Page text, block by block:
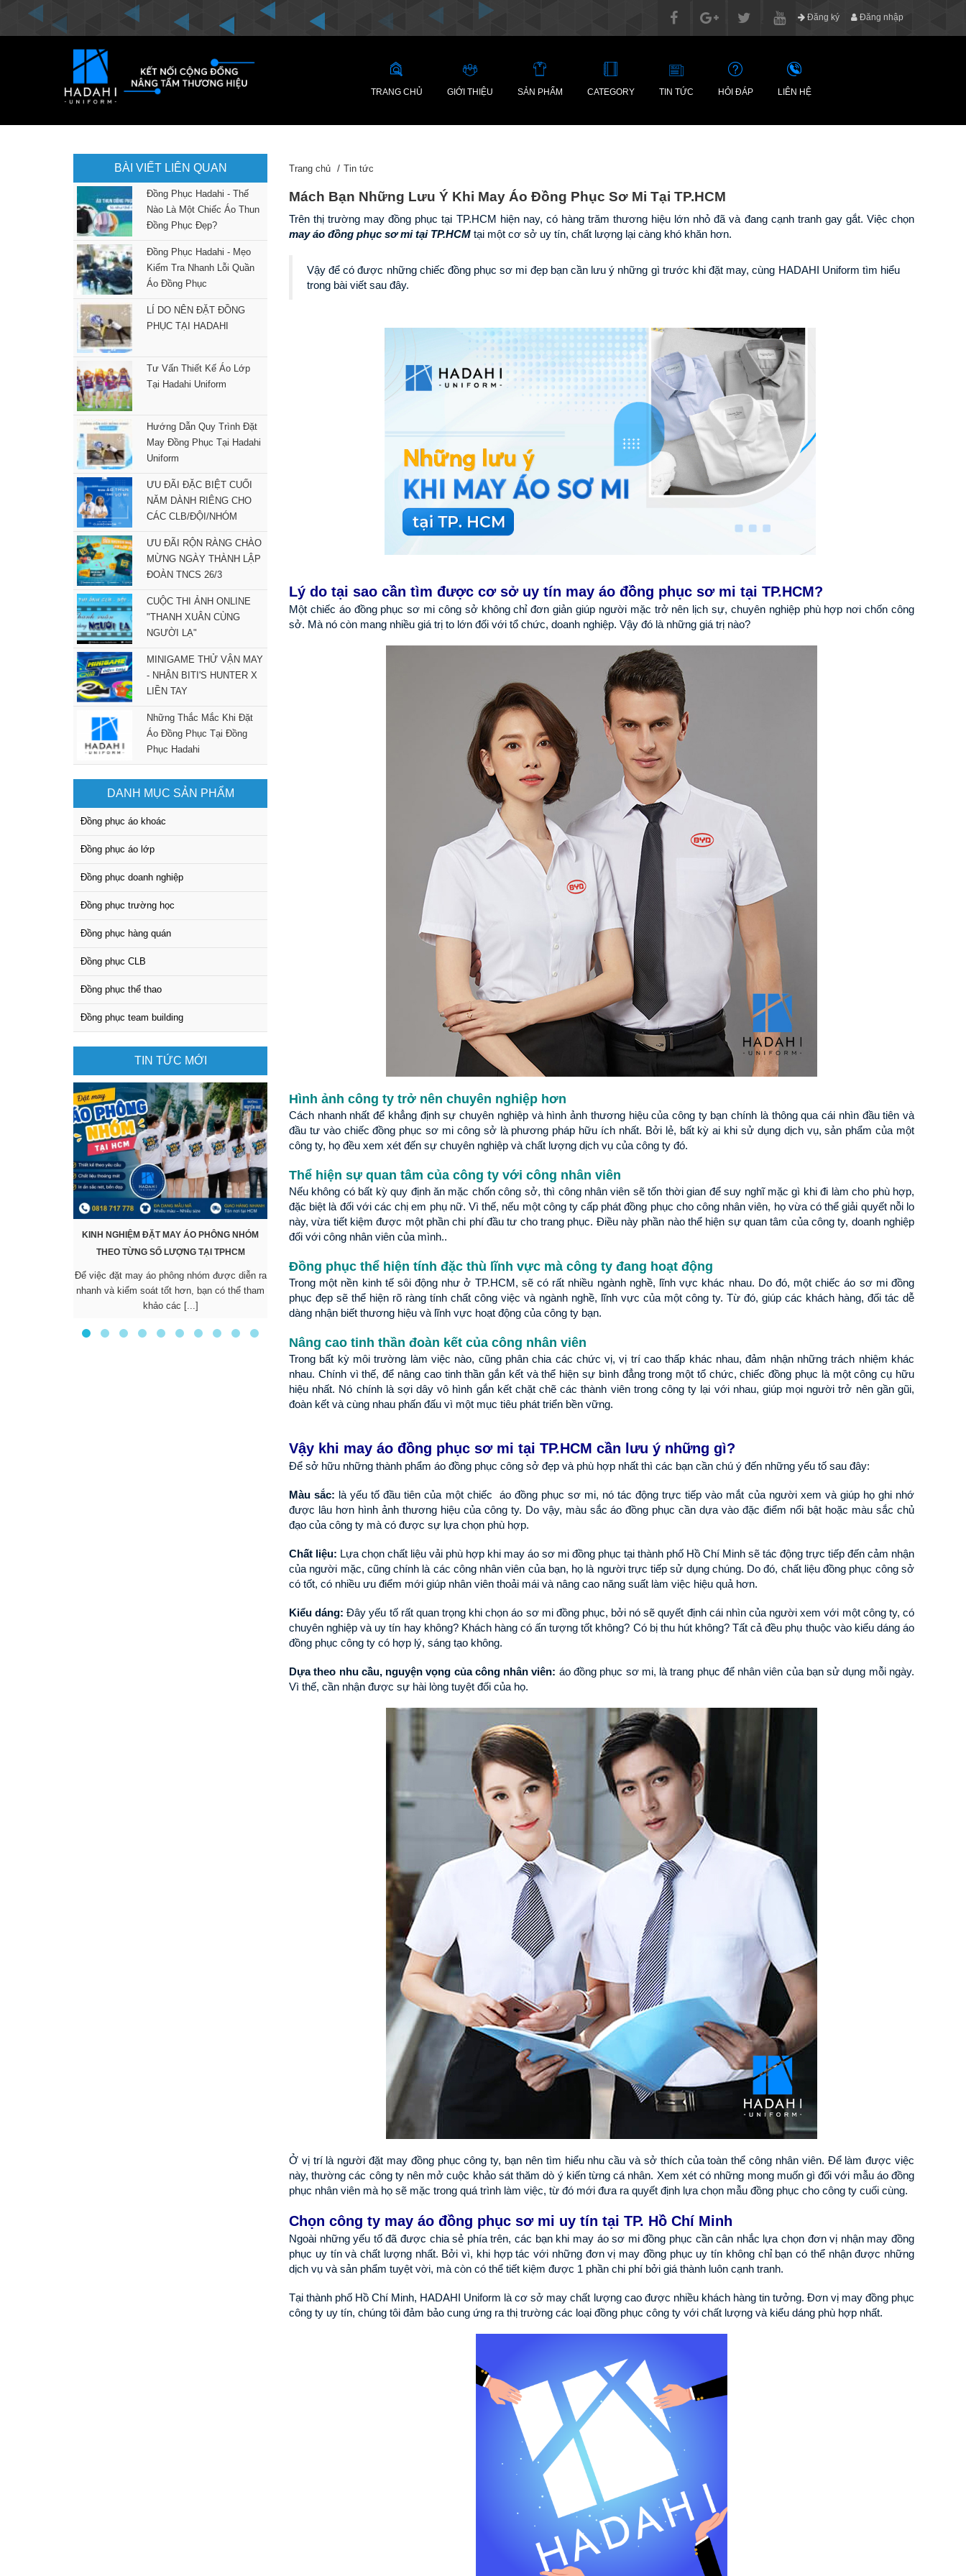
Đăng ký Đăng nhập
TRANG CHỦ GIỚI THIỆU SẢN PHẨM CATEGORY TIN TỨC HỎI ĐÁP LIÊN HỆ
BÀI VIẾT LIÊN QUAN
Đồng Phục Hadahi - Thế
Nào Là Một Chiếc Áo Thun
Đồng Phục Đẹp?
Đồng Phục Hadahi - Mẹo
Kiểm Tra Nhanh Lỗi Quần
Áo Đồng Phục
LÍ DO NÊN ĐẶT ĐỒNG
PHỤC TẠI HADAHI
Tư Vấn Thiết Kế Áo Lớp
Tại Hadahi Uniform
Hướng Dẫn Quy Trình Đặt
May Đồng Phục Tại Hadahi
Uniform
ƯU ĐÃI ĐẶC BIỆT CUỐI
NĂM DÀNH RIÊNG CHO
CÁC CLB/ĐỘI/NHÓM
ƯU ĐÃI RỘN RÀNG CHÀO
MỪNG NGÀY THÀNH LẬP
ĐOÀN TNCS 26/3
CUỘC THI ẢNH ONLINE
"THANH XUÂN CÙNG
NGƯỜI LẠ"
MINIGAME THỬ VẬN MAY
- NHẬN BITI'S HUNTER X
LIỀN TAY
Những Thắc Mắc Khi Đặt
Áo Đồng Phục Tại Đồng
Phục Hadahi
DANH MỤC SẢN PHẨM
Đồng phục áo khoác
Đồng phục áo lớp
Đồng phục doanh nghiệp
Đồng phục trường học
Đồng phục hàng quán
Đồng phục CLB
Đồng phục thể thao
Đồng phục team building
TIN TỨC MỚI
KINH NGHIỆM ĐẶT MAY ÁO PHÔNG NHÓM
THEO TỪNG SỐ LƯỢNG TẠI TPHCM
Để việc đặt may áo phông nhóm được diễn ra
nhanh và kiểm soát tốt hơn, bạn có thể tham
khảo các [...]
KHÔNG CẦN CHỜ LÂU, ĐỒNG PHỤC MAY
Các mẫu áo đồng phục may sẵn đang nhận
được nhiều sự quan tâm của người làm
doanh nghiệp trong [...]
Cung cấp giải pháp may đồng phục chuyên
nghiệp: Tư vấn - Thiết kế - Xử lý đơn hàng
nhanh chóng. Đa [...]
Cập nhật các mẫu áo đồng phục được ưa
chuộng tại Hadahi 2026 dành cho công ty, hội
nhóm, sự kiện. [...]
Vải canvas là gì? Tìm
loại và các ứng dụng
Trang chủ Tin tức
Mách Bạn Những Lưu Ý Khi May Áo Đồng Phục Sơ Mi Tại TP.HCM
may áo đồng phục sơ mi tại TP.HCM tại một cơ sở uy tín, chất lượng lại càng khó khăn hơn.
Vậy để có được những chiếc đồng phục sơ mi đẹp bạn cần lưu ý những gì trước khi đặt may, cùng HADAHI Uniform tìm hiểu
trong bài viết sau đây.
Lý do tại sao cần tìm được cơ sở uy tín may áo đồng phục sơ mi tại TP.HCM?
Một chiếc áo đồng phục sơ mi công sở không chỉ đơn giản giúp người mặc trở nên lịch sự, chuyên nghiệp phù hợp nơi chốn công
sở. Mà nó còn mang nhiều giá trị to lớn đối với tổ chức, doanh nghiệp. Vậy đó là những giá trị nào?
Hình ảnh công ty trở nên chuyên nghiệp hơn
Cách nhanh nhất để khẳng định sự chuyên nghiệp và hình ảnh thương hiệu của công ty bạn chính là thông qua cái nhìn đầu tiên và
đầu tư vào chiếc đồng phục sơ mi công sở là phương pháp hữu ích nhất. Bởi lẻ, bất kỳ ai khi sử dụng dịch vụ, sản phẩm của một
công ty, họ đều xem xét đến sự chuyên nghiệp và chất lượng dịch vụ của công ty đó.
Thể hiện sự quan tâm của công ty với công nhân viên
Nếu không có bất kỳ quy định ăn mặc chốn công sở, thì công nhân viên sẽ tốn thời gian để suy nghĩ mặc gì khi đi làm cho phù hợp,
đặc biệt là đối với các chị em phụ nữ. Vì thế, nếu một công ty cấp phát đồng phục cho công nhân viên, họ vừa có thể giải quyết nỗi lo
này, vừa tiết kiệm được một phần chi phí đầu tư cho trang phục. Điều này phần nào thể hiện sự quan tâm của công ty, doanh nghiệp
đối với công nhân viên của mình..
Đồng phục thể hiện tính đặc thù lĩnh vực mà công ty đang hoạt động
Trong một nền kinh tế sôi động như ở TP.HCM, sẽ có rất nhiều ngành nghề, lĩnh vực khác nhau. Do đó, một chiếc áo sơ mi đồng
phục đẹp sẽ thể hiện rõ ràng tính chất công việc và ngành nghề, lĩnh vực của một công ty. Từ đó, giúp các khách hàng, đối tác dễ
dàng nhận biết thương hiệu và lĩnh vực hoạt động của công ty bạn.
Nâng cao tinh thần đoàn kết của công nhân viên
Trong bất kỳ môi trường làm việc nào, cũng phân chia các chức vị, vị trí cao thấp khác nhau, đảm nhận những trách nhiệm khác
nhau. Chính vì thế, để nâng cao tinh thần gắn kết và thể hiện sự bình đẳng trong một tổ chức, chiếc đồng phục là một công cụ hữu
hiệu nhất. Nó chính là sợi dây vô hình gắn kết chặt chẽ các thành viên trong công ty lại với nhau, giúp mọi người trở nên gần gũi,
đoàn kết và cùng nhau phấn đấu vì một mục tiêu phát triển bền vững.
Vậy khi may áo đồng phục sơ mi tại TP.HCM cần lưu ý những gì?
Để sở hữu những thành phẩm áo đồng phục công sở đẹp và phù hợp nhất thì các bạn cần chú ý đến những yếu tố sau đây:
Màu sắc: là yếu tố đầu tiên của một chiếc  áo đồng phục sơ mi, nó tác động trực tiếp vào mắt của người xem và giúp họ ghi nhớ
được lâu hơn hình ảnh thương hiệu của công ty. Do vậy, màu sắc áo đồng phục cần dựa vào đặc điểm nổi bật hoặc màu sắc chủ
đạo của công ty mà có được sự lựa chọn phù hợp.
Chất liệu: Lựa chọn chất liệu vải phù hợp khi may áo sơ mi đồng phục tại thành phố Hồ Chí Minh sẽ tác động trực tiếp đến cảm nhận
của người mặc, cũng chính là các công nhân viên của bạn, họ là người trực tiếp sử dụng chúng. Do đó, chất liệu đồng phục công sở
có tốt, có nhiều ưu điểm mới giúp nhân viên thoải mái và nâng cao năng suất làm việc hiệu quả hơn.
Kiểu dáng: Đây yếu tố rất quan trọng khi chọn áo sơ mi đồng phục, bởi nó sẽ quyết định cái nhìn của người xem với một công ty, có
chuyên nghiệp và uy tín hay không? Khách hàng có ấn tượng tốt không? Có bị thu hút không? Tất cả đều phụ thuộc vào kiểu dáng áo
đồng phục công ty có hợp lý, sáng tạo không.
Dựa theo nhu cầu, nguyện vọng của công nhân viên: áo đồng phục sơ mi, là trang phục để nhân viên của bạn sử dụng mỗi ngày.
Vì thế, cần nhận được sự hài lòng tuyệt đối của họ.
Ở vị trí là người đặt may đồng phục công ty, bạn nên tìm hiểu nhu cầu và sở thích của toàn thể công nhân viên. Để làm được việc
này, thường các công ty nên mở cuộc khảo sát thăm dò ý kiến từng cá nhân. Xem xét có những mong muốn gì đối với mẫu áo đồng
phục nhân viên mà họ sẽ mặc trong quá trình làm việc, từ đó mới đưa ra quyết định lựa chọn mẫu đồng phục cho công ty cuối cùng.
Chọn công ty may áo đồng phục sơ mi uy tín tại TP. Hồ Chí Minh
Ngoài những yếu tố đã được chia sẻ phía trên, các bạn khi may áo sơ mi đồng phục cần cân nhắc lựa chọn đơn vị nhận may đồng
phục uy tín và chất lượng nhất. Bởi vì, khi hợp tác với những đơn vị may đồng phục uy tín không chỉ bạn có thể nhận được những
dịch vụ và sản phẩm tuyệt vời, mà còn có thể tiết kiệm được 1 phần chi phí bởi giá thành luôn cạnh tranh.
Tại thành phố Hồ Chí Minh, HADAHI Uniform là cơ sở may chất lượng cao được nhiều khách hàng tin tưởng. Đơn vị may đồng phục
công ty uy tín, chúng tôi đảm bảo cung ứng ra thị trường các loại đồng phục công ty với chất lượng và kiểu dáng phù hợp nhất.